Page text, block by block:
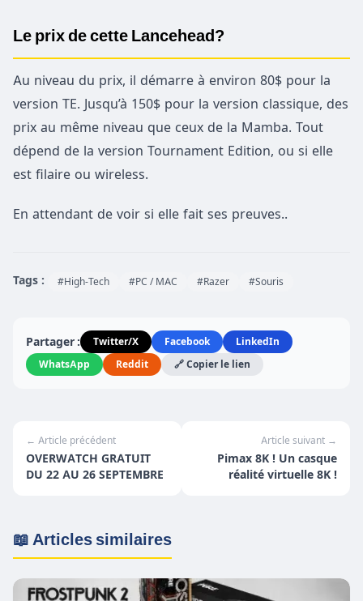
Le prix de cette Lancehead?
Au niveau du prix, il démarre à environ 80$ pour la
version TE. Jusqu’à 150$ pour la version classique, des
prix au même niveau que ceux de la Mamba. Tout
dépend de la version Tournament Edition, ou si elle
est filaire ou wireless.
En attendant de voir si elle fait ses preuves..
Tags : #High-Tech #PC / MAC #Razer #Souris
Partager : Twitter/X Facebook
LinkedIn
WhatsApp
Reddit 🔗 Copier le lien
← Article précédent
OVERWATCH GRATUIT
DU 22 AU 26 SEPTEMBRE
Article suivant →
Pimax 8K ! Un casque
réalité virtuelle 8K !
📖 Articles similaires